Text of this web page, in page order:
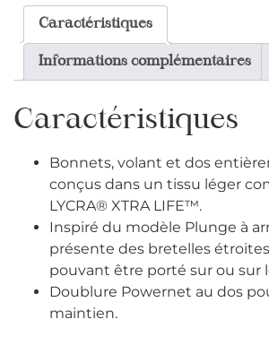
Caractéristiques
Informations complémentaires
Caractéristiques
Bonnets, volant et dos
conçus dans un tissu léger
LYCRA® XTRA LIFE™.
Inspiré du modèle Plunge à
présente des bretelles
pouvant être porté sur ou sur
Doublure Powernet au dos
maintien.